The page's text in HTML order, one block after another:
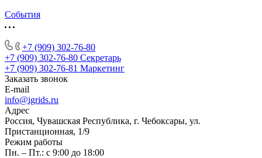
События
+7 (909) 302-76-80
+7 (909) 302-76-80 Секретарь
+7 (909) 302-76-81 Маркетинг
Заказать звонок
E-mail
info@igrids.ru
Адрес
Россия, Чувашская Республика, г. Чебоксары, ул.
Пристанционная, 1/9
Режим работы
Пн. – Пт.: с 9:00 до 18:00